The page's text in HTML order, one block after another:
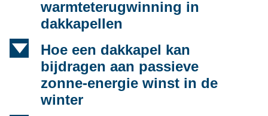
warmteterugwinning in
dakkapellen
d
Hoe een dakkapel kan
bijdragen aan passieve
zonne-energie winst in de
winter